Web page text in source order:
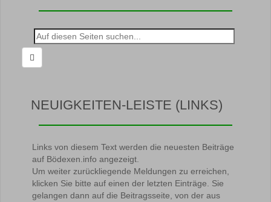
Suche
nach:
NEUIGKEITEN-LEISTE (LINKS)
Links von diesem Text werden die neuesten Beiträge
auf Bödexen.info angezeigt.
Um weiter zurückliegende Meldungen zu erreichen,
klicken Sie bitte auf einen der letzten Einträge. Sie
gelangen dann auf die Beitragsseite, von der aus